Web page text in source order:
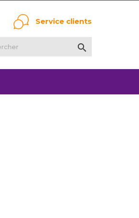
Service clients
